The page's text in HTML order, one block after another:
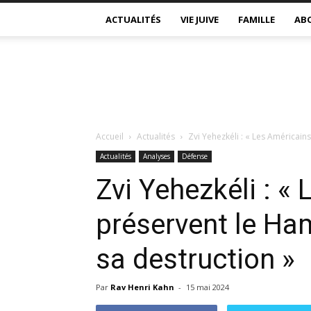
ACTUALITÉS VIE JUIVE FAMILLE
Accueil Actualités Zvi Yehezkéli : « Les
Actualités Analyses Défense
Zvi Yehezkéli : «
préservent le
sa destruction »
Par Rav Henri Kahn - 15 mai 2024